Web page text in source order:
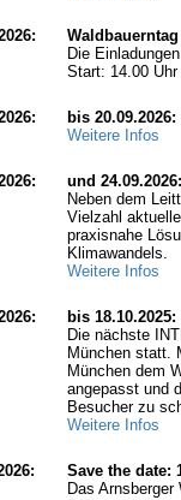
Die
Start: 14.00
bis
Weitere Infos
und
Neben dem
Vielzahl
praxisnahe
Klimawandels.
Weitere Infos
bis
Die nächste
München statt.
München dem
angepasst und
Besucher zu
Weitere Infos
Save the date:
Das